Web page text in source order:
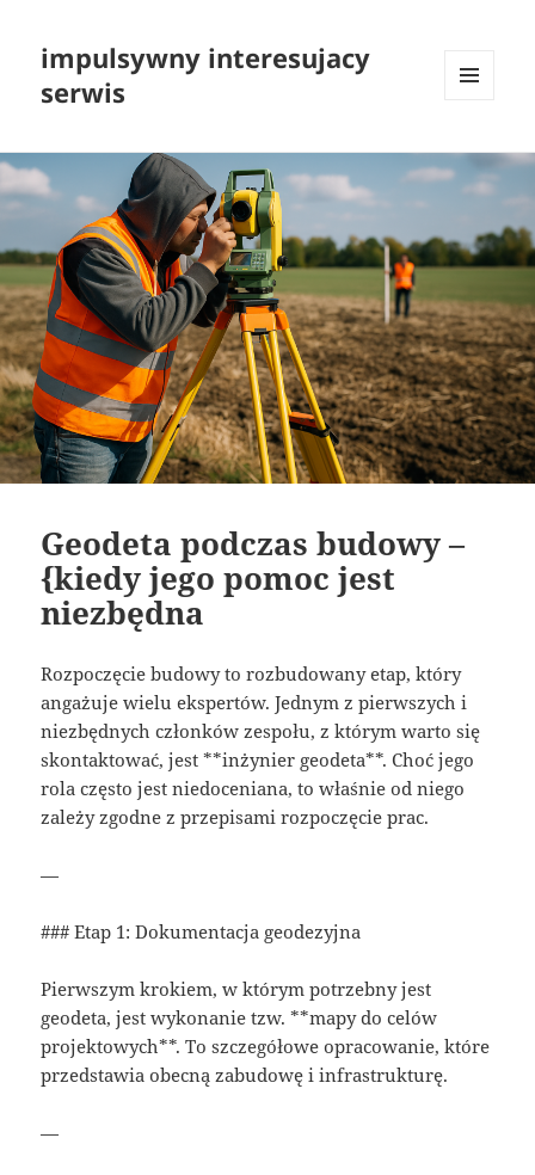
impulsywny interesujacy
serwis
WIDGETY
Geodeta podczas budowy –
{kiedy jego pomoc jest
niezbędna
Rozpoczęcie budowy to rozbudowany etap, który
angażuje wielu ekspertów. Jednym z pierwszych i
niezbędnych członków zespołu, z którym warto się
skontaktować, jest **inżynier geodeta**. Choć jego
rola często jest niedoceniana, to właśnie od niego
zależy zgodne z przepisami rozpoczęcie prac.
—
### Etap 1: Dokumentacja geodezyjna
Pierwszym krokiem, w którym potrzebny jest
geodeta, jest wykonanie tzw. **mapy do celów
projektowych**. To szczegółowe opracowanie, które
przedstawia obecną zabudowę i infrastrukturę.
—